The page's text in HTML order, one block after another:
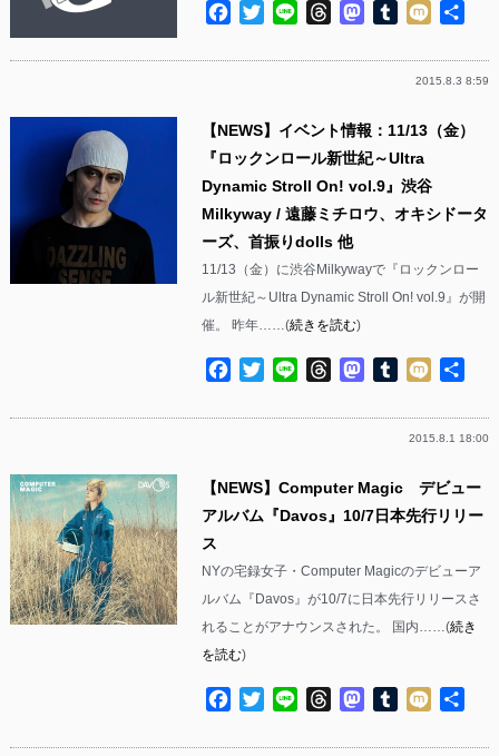
Facebook
TwitterLine ThreadsMastodon
Tumblr
Mixi
2015.8.3 8:59
【NEWS】イベント情報：11/13（金）
『ロックンロール新世紀～Ultra
Dynamic Stroll On! vol.9』渋谷
Milkyway / 遠藤ミチロウ、オキシドータ
ーズ、首振りdolls 他
11/13（金）に渋谷Milkywayで『ロックンロー
ル新世紀～Ultra Dynamic Stroll On! vol.9』が開
催。 昨年……(続きを読む)
Facebook
TwitterLine ThreadsMastodon
Tumblr
Mixi
2015.8.1 18:00
【NEWS】Computer Magic デビュー
アルバム『Davos』10/7日本先行リリー
ス
NYの宅録女子・Computer Magicのデビューア
ルバム『Davos』が10/7に日本先行リリースさ
れることがアナウンスされた。 国内……(続き
を読む)
Facebook
TwitterLine ThreadsMastodon
Tumblr
Mixi